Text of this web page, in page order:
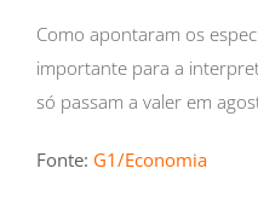
Como apontaram os
importante para a
só passam a valer em
Fonte: G1/Economia